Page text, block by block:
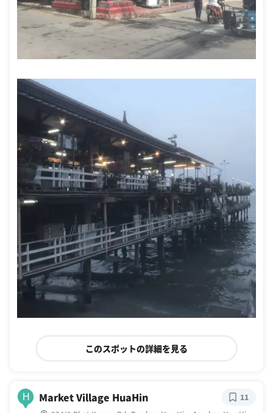
このスポットの詳細を見る
H Market Village HuaHin 11